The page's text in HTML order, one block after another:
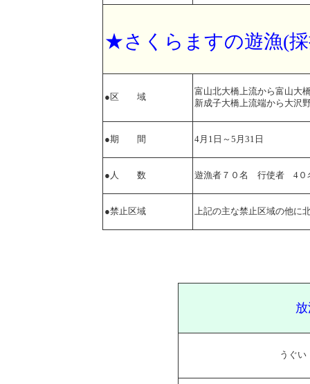
★さくらますの遊漁(
●区 域
富山北大橋上流から富山大
新成子大橋上流端から大沢
●期 間 4月1日～5月31日
●人 数 遊漁者７０名 行使者 4０
●禁止区域 上記の主な禁止区域の他に
うぐい